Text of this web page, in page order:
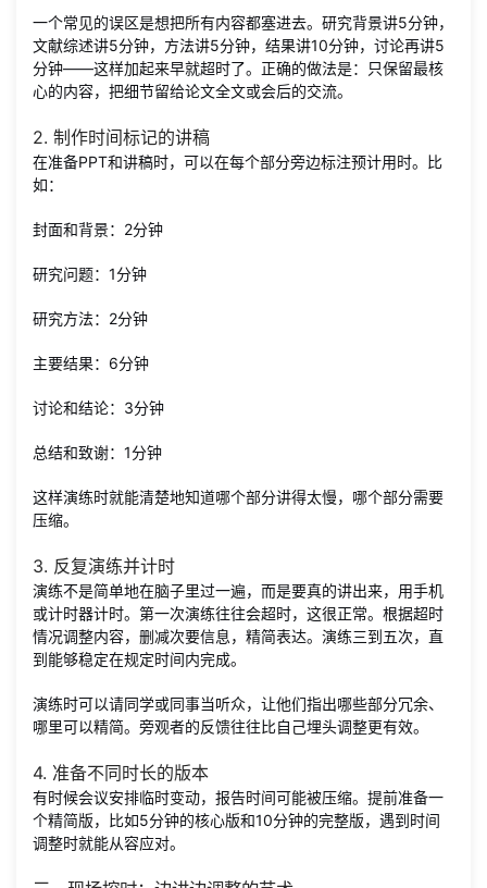
一个常见的误区是想把所有内容都塞进去。研究背景讲5分钟，
文献综述讲5分钟，方法讲5分钟，结果讲10分钟，讨论再讲5
分钟——这样加起来早就超时了。正确的做法是：只保留最核
心的内容，把细节留给论文全文或会后的交流。
2. 制作时间标记的讲稿
在准备PPT和讲稿时，可以在每个部分旁边标注预计用时。比
如：
封面和背景：2分钟
研究问题：1分钟
研究方法：2分钟
主要结果：6分钟
讨论和结论：3分钟
总结和致谢：1分钟
这样演练时就能清楚地知道哪个部分讲得太慢，哪个部分需要
压缩。
3. 反复演练并计时
演练不是简单地在脑子里过一遍，而是要真的讲出来，用手机
或计时器计时。第一次演练往往会超时，这很正常。根据超时
情况调整内容，删减次要信息，精简表达。演练三到五次，直
到能够稳定在规定时间内完成。
演练时可以请同学或同事当听众，让他们指出哪些部分冗余、
哪里可以精简。旁观者的反馈往往比自己埋头调整更有效。
4. 准备不同时长的版本
有时候会议安排临时变动，报告时间可能被压缩。提前准备一
个精简版，比如5分钟的核心版和10分钟的完整版，遇到时间
调整时就能从容应对。